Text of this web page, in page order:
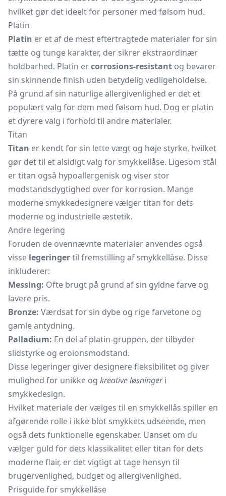
hvilket gør det ideelt for personer med følsom hud.
Platin
Platin er et af de mest eftertragtede materialer for sin
tætte og tunge karakter, der sikrer ekstraordinær
holdbarhed. Platin ercorrosions-resistant og bevarer
sin skinnende finish uden betydelig vedligeholdelse.
På grund af sin naturlige allergivenlighed er det et
populært valg for dem med følsom hud. Dog er platin
et dyrere valg i forhold til andre materialer.
Titan
Titan er kendt for sin lette vægt og høje styrke, hvilket
gør det til et alsidigt valg for smykkellåse. Ligesom stål
er titan også hypoallergenisk og viser stor
modstandsdygtighed over for korrosion. Mange
moderne smykkedesignere vælger titan for dets
moderne og industrielle æstetik.
Andre legering
Foruden de ovennævnte materialer anvendes også
visse legeringertil fremstilling af smykkellåse. Disse
inkluderer:
Messing: Ofte brugt på grund af sin gyldne farve og
lavere pris.
Bronze: Værdsat for sin dybe og rige farvetone og
gamle antydning.
Palladium: En del af platin-gruppen, der tilbyder
slidstyrke og eroionsmodstand.
Disse legeringer giver designere fleksibilitet og giver
mulighed for unikke og kreative løsningeri
smykkedesign.
Hvilket materiale der vælges til en smykkellås spiller en
afgørende rolle i ikke blot smykkets udseende, men
også dets funktionelle egenskaber. Uanset om du
vælger guld for dets klassikalitet eller titan for dets
moderne flair, er det vigtigt at tage hensyn til
brugervenlighed, budget og allergivenlighed.
Prisguide for smykkellåse